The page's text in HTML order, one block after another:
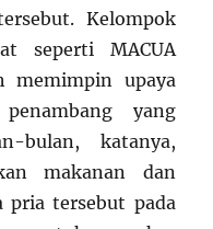
Kelompok
seperti MACUA
memimpin upaya
yang
bulan, katanya,
makanan dan
pria tersebut pada